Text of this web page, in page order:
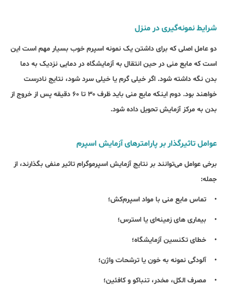
شرایط نمونه‌گیری در منزل
دو عامل اصلی که برای داشتن یک نمونه اسپرم خوب بسیار مهم است این
است که مایع منی در حین انتقال به آزمایشگاه در دمایی نزدیک به دما
بدن نگه داشته شود. اگر خیلی گرم یا خیلی سرد شود، نتایج نادرست
خواهند بود. دوم اینکه مایع منی باید ظرف ۳۰ تا ۶۰ دقیقه پس از خروج از
بدن به مرکز آزمایش تحویل داده شود.
عوامل تاثیرگذار بر پارامترهای آزمایش اسپرم
برخی عوامل می‌توانند بر نتایج آزمایش اسپرموگرام تاثیر منفی بگذارند، از
جمله:
• تماس مایع منی با مواد اسپرم‌کش؛
• بیماری های زمینه‌ای یا استرس؛
• خطای تکنسین آزمایشگاه؛
• آلودگی نمونه به خون یا ترشحات واژن؛
• مصرف الکل، مخدر، تنباکو و کافئین؛